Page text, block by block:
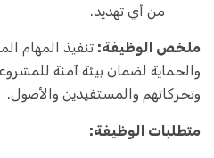
من أي تهديد.
ملخص الوظيفة: تنفيذ المهام
والحماية لضمان بيئة آمنة
وتحركاتهم والمستفيدين والأصول.
متطلبات الوظيفة: